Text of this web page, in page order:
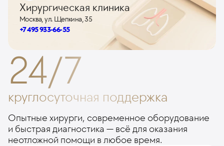
Хирургическая клиника
Москва, ул. Щепкина, 35
+7 495 933-66-55
24/7
круглосуточная поддержка
Опытные хирурги, современное оборудование
и быстрая диагностика — всё для оказания
неотложной помощи в любое время.